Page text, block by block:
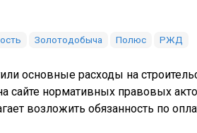
Золотодобыча Полюс РЖД
основные расходы на
сайте нормативных правовых
возложить обязанность по